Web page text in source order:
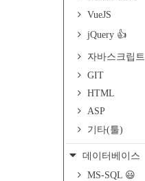
VueJS
jQuery 👍
자바스크립트
GIT
HTML
ASP
기타(툴)
데이터베이스
MS-SQL 😃